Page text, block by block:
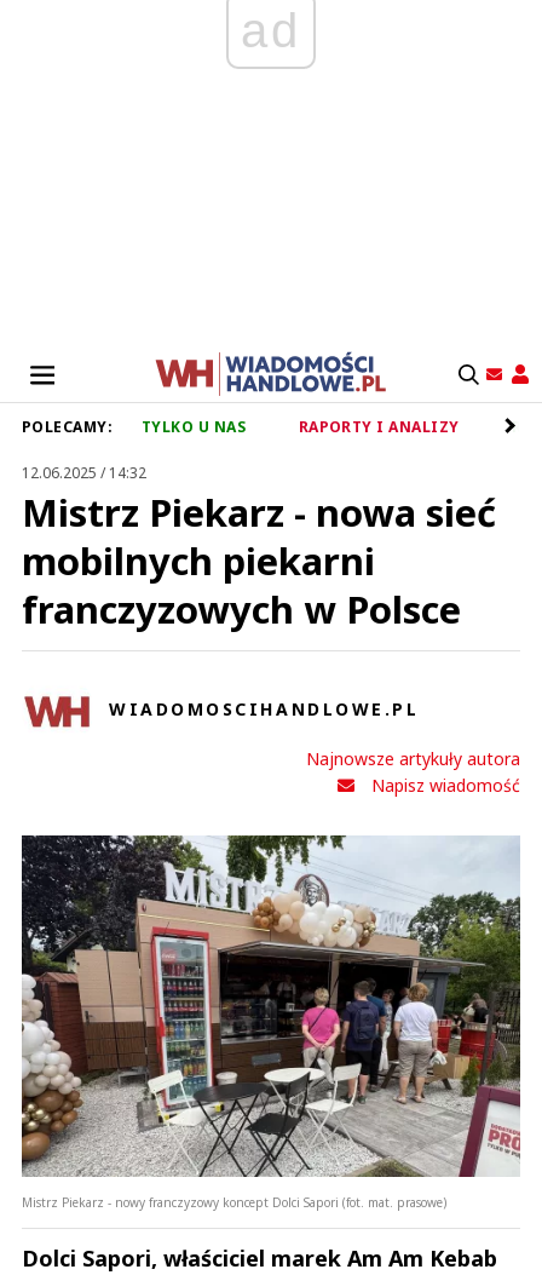
ad
POLECAMY: TYLKO U NAS RAPORTY I ANALIZY
12.06.2025 / 14:32
Mistrz Piekarz - nowa sieć
mobilnych piekarni
franczyzowych w Polsce
WIADOMOSCIHANDLOWE.PL
Najnowsze artykuły autora
Napisz wiadomość
Mistrz Piekarz - nowy franczyzowy koncept Dolci Sapori (fot. mat. prasowe)
Dolci Sapori, właściciel marek Am Am Kebab